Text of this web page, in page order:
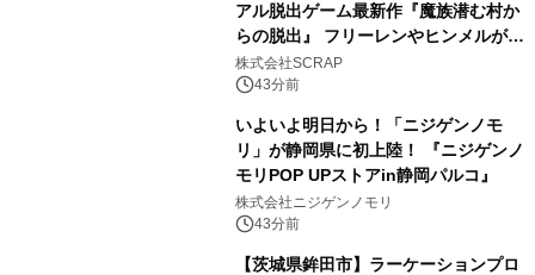
アル脱出ゲーム最新作『魔族潜む村か
らの脱出』 フリーレンやヒンメルが武
器を手に魔族を見据える描き下ろしメ
インビジュアル公開
株式会社SCRAP
43分前
いよいよ明日から！「ニジゲンノモ
リ」が静岡県に初上陸！ 『ニジゲンノ
モリPOP UPストアin静岡パルコ』
株式会社ニジゲンノモリ
43分前
【茨城県鉾田市】ラーケーションプロ